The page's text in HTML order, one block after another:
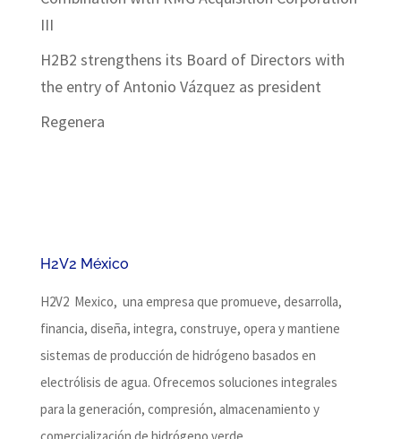
III
H2B2 strengthens its Board of Directors with
the entry of Antonio Vázquez as president
Regenera
H2V2 México
H2V2 Mexico, una empresa que promueve, desarrolla,
financia, diseña, integra, construye, opera y mantiene
sistemas de producción de hidrógeno basados ​​en
electrólisis de agua. Ofrecemos soluciones integrales
para la generación, compresión, almacenamiento y